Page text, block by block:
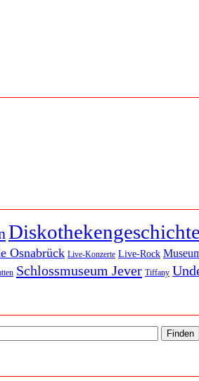
Diskothekengeschichte
Osnabrück Live-Konzerte Live-Rock
Schlossmuseum Jever Tiffany